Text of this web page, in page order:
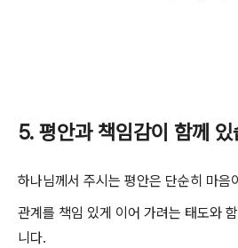
5. 평안과 책임감이 함께 있
하나님께서 주시는 평안은 단순히 마음
관계를 책임 있게 이어 가려는 태도와
니다.